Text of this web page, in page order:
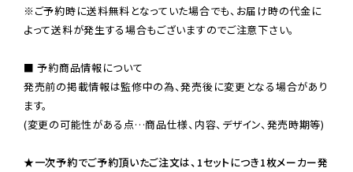
※ご予約時に送料無料となっていた場合でも、お届け時の代金に
よって送料が発生する場合もございますのでご注意下さい。
■ 予約商品情報について
発売前の掲載情報は監修中の為、発売後に変更となる場合があり
ます。
(変更の可能性がある点…商品仕様、内容、デザイン、発売時期等)
★一次予約でご予約頂いたご注文は、1セットにつき1枚メーカー発